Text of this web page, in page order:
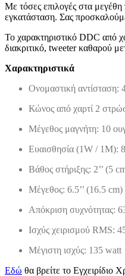
Με τόσες επιλογές στα μεγέθη
εγκατάσταση. Σας
Το χαρακτηριστικό DDC από
διακριτικό, tweeter καθαρού
Χαρακτηριστικά
Ονομαστική αντίσταση:
Κώνος από χαρτί 2
Μέγεθος μαγνήτη: 10
Ευαισθησία (1W / 1M):
Βάθος στήριξης: 2’’ (5
Μέγεθος: 6.5’’ (16.5 cm)
Απόκριση συχνότητας:
Ισχύς χειρισμού RMS:
Μέγιστη ισχύς: 135 watt
Εδώ θα βρείτε το Εγχειρίδιο